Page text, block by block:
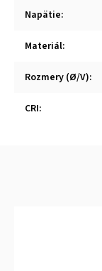
Napätie:
Materiál:
Rozmery (Ø/V):
CRI: